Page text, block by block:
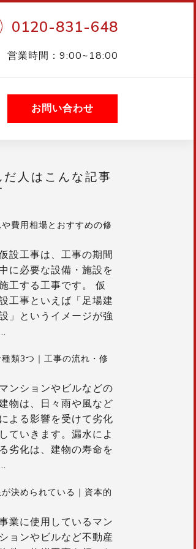
0120-831-648
営業時間：9:00~18:00
お問い合わせ
人はこんな記事
費用相場とおすすめの修
設工事は、工事の期間
に必要な設備・施設を
工する工事です。 仮
工事といえば「足場建
」というイメージが強
類3つ｜工事の流れ・修
マンションやビルなどの
物は、日々雨や風など
による影響を受けて劣化
していきます。漏水によ
る劣化は、建物の寿命を
決められている｜資本的
業に使用しているマン
ションやビルなど不動産